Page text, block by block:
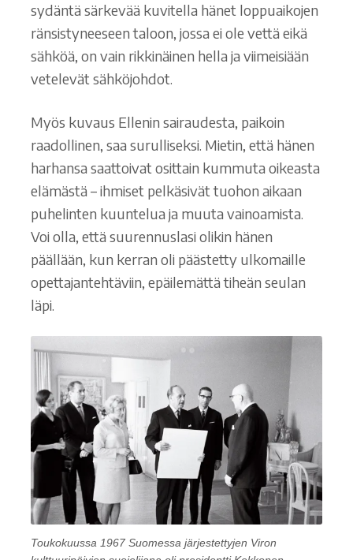
sydäntä särkevää kuvitella hänet loppuaikojen
ränsistyneeseen taloon, jossa ei ole vettä eikä
sähköä, on vain rikkinäinen hella ja viimeisiään
vetelevät sähköjohdot.
Myös kuvaus Ellenin sairaudesta, paikoin
raadollinen, saa surulliseksi. Mietin, että hänen
harhansa saattoivat osittain kummuta oikeasta
elämästä – ihmiset pelkäsivät tuohon aikaan
puhelinten kuuntelua ja muuta vainoamista.
Voi olla, että suurennuslasi olikin hänen
päällään, kun kerran oli päästetty ulkomaille
opettajantehtäviin, epäilemättä tiheän seulan
läpi.
Toukokuussa 1967 Suomessa järjestettyjen Viron